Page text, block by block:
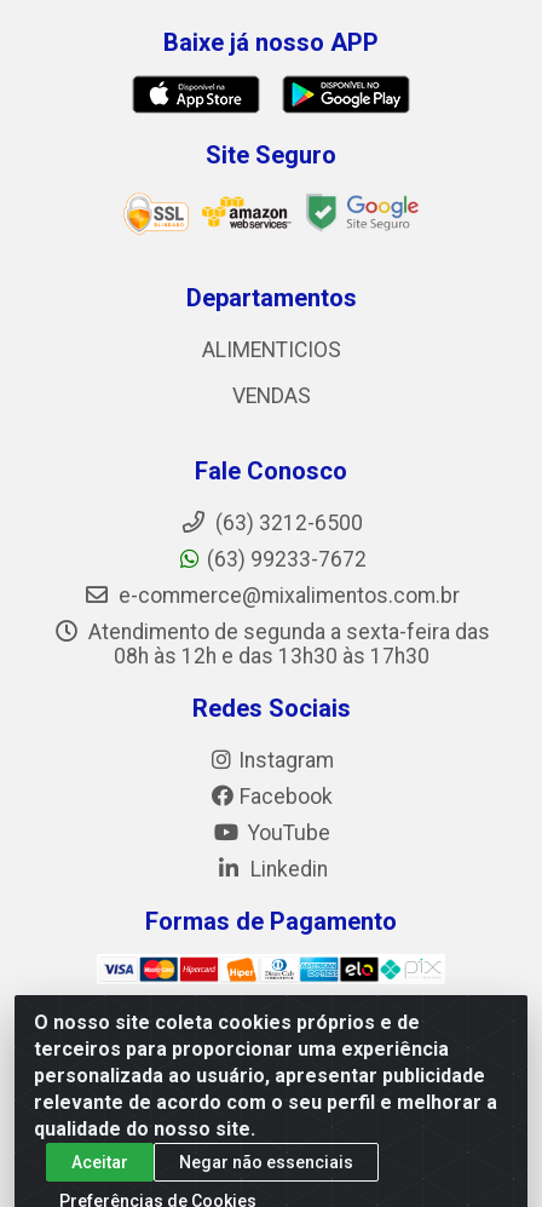
O nosso site coleta cookies próprios e de
terceiros para proporcionar uma experiência
personalizada ao usuário, apresentar publicidade
relevante de acordo com o seu perfil e melhorar a
qualidade do nosso site.
Aceitar
Negar não essenciais
Preferências de Cookies
Baixe já nosso APP
Site Seguro
Departamentos
ALIMENTICIOS
VENDAS
Fale Conosco
(63) 3212-6500
(63) 99233-7672
e-commerce@mixalimentos.com.br
Atendimento de segunda a sexta-feira das
08h às 12h e das 13h30 às 17h30
Redes Sociais
Instagram
Facebook
YouTube
Linkedin
Formas de Pagamento
Mix Alimentos LTDA - Quadra Asr Ne 55 (412 Norte),
Alameda 02, S/N - Plano Diretor Norte, Palmas/TO - CEP
77.006-540 - CNPJ 05.922.500/0001-02